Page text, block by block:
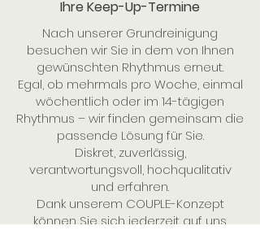
Ihre Keep-Up-Termine
Nach unserer Grundreinigung
besuchen wir Sie in dem von Ihnen
gewünschten Rhythmus erneut.
Egal, ob mehrmals pro Woche, einmal
wöchentlich oder im 14-tägigen
Rhythmus – wir finden gemeinsam die
passende Lösung für Sie.
Diskret, zuverlässig,
verantwortungsvoll, hochqualitativ
und erfahren.
Dank unserem COUPLE-Konzept
können Sie sich jederzeit auf uns